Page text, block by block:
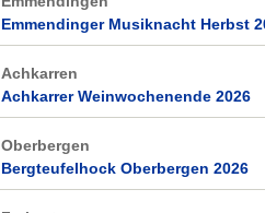
Emmendinger Musiknacht Herbst
Achkarren
Achkarrer Weinwochenende 2026
Oberbergen
Bergteufelhock Oberbergen 2026